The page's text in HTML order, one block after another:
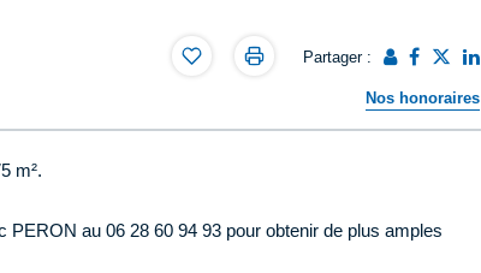
Partager :
Nos honoraires
m².
au 06 28 60 94 93 pour obtenir de plus amples